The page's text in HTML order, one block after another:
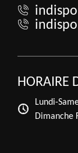
HORAIRE
Lundi-
Dimanche